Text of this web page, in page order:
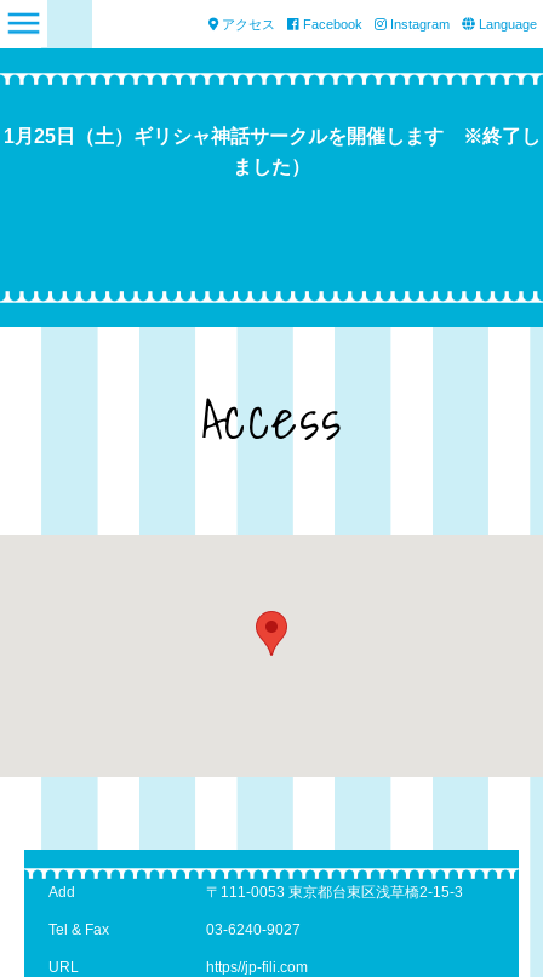
アクセス Facebook Instagram Language
1月25日（土）ギリシャ神話サークルを開催します ※終了し
ました）
Access
Add 〒111-0053 東京都台東区浅草橋2-15-3
Tel & Fax 03-6240-9027
URL https//jp-fili.com